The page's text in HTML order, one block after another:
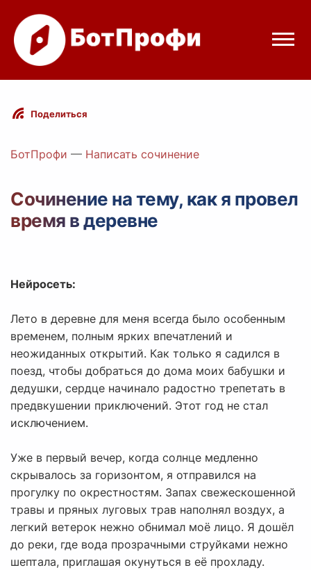
Режимы бота
Цены
Вход с Telegram
Поделиться
БотПрофи — Написать сочинение
Сочинение на тему, как я провел
время в деревне
Нейросеть:
Лето в деревне для меня всегда было особенным
временем, полным ярких впечатлений и
неожиданных открытий. Как только я садился в
поезд, чтобы добраться до дома моих бабушки и
дедушки, сердце начинало радостно трепетать в
предвкушении приключений. Этот год не стал
исключением.
Уже в первый вечер, когда солнце медленно
скрывалось за горизонтом, я отправился на
прогулку по окрестностям. Запах свежескошенной
травы и пряных луговых трав наполнял воздух, а
легкий ветерок нежно обнимал моё лицо. Я дошёл
до реки, где вода прозрачными струйками нежно
шептала, приглашая окунуться в её прохладу.